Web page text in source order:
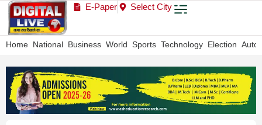
E-Paper Select City
Home National Business World Sports Technology Election Auto